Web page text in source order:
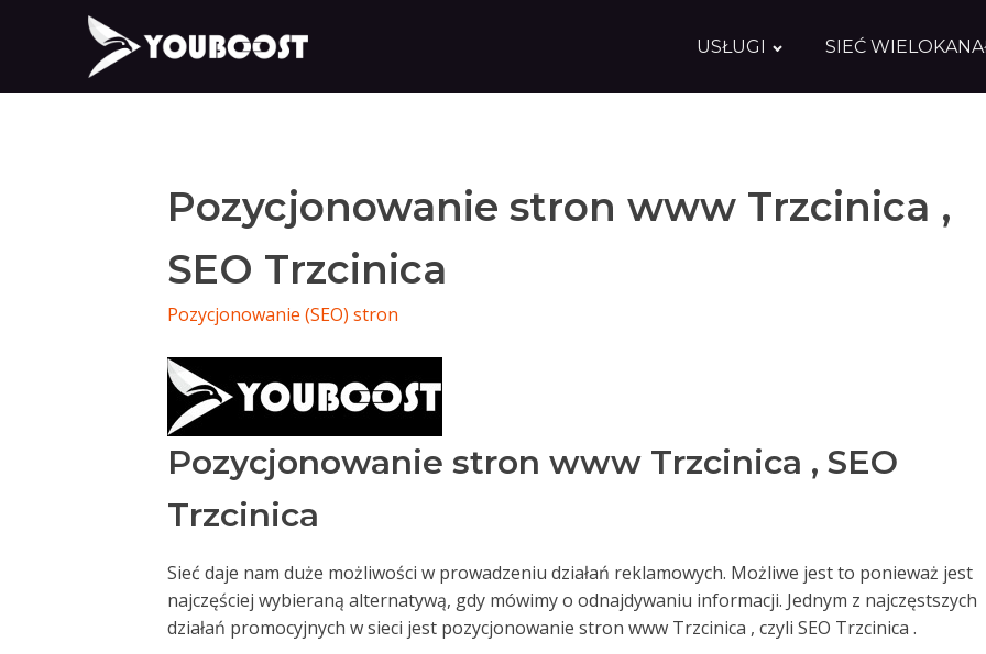
USŁUGI SIEĆ
Pozycjonowanie stron www Trzcinica ,
SEO Trzcinica
Pozycjonowanie (SEO) stron
Pozycjonowanie stron www Trzcinica , SEO
Trzcinica
Sieć daje nam duże możliwości w prowadzeniu działań reklamowych. Możliwe jest to ponieważ jest
najczęściej wybieraną alternatywą, gdy mówimy o odnajdywaniu informacji. Jednym z najczęstszych
działań promocyjnych w sieci jest pozycjonowanie stron www Trzcinica , czyli SEO Trzcinica .